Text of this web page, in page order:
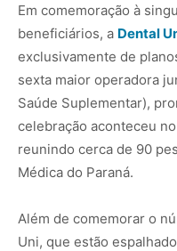
Em comemoração à
beneficiários, a Dental
exclusivamente de
sexta maior operadora
Saúde Suplementar),
celebração aconteceu
reunindo cerca de 90
Médica do Paraná.
Além de comemorar o
Uni, que estão